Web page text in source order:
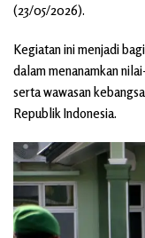
(23/05/2026).
Kegiatan ini menjadi
dalam menanamkan
serta wawasan
Republik Indonesia.